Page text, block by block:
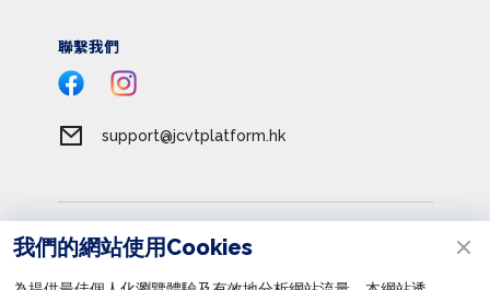
聯繫我們
support@jcvtplatform.hk
私隱政策
我們的網站使用Cookies